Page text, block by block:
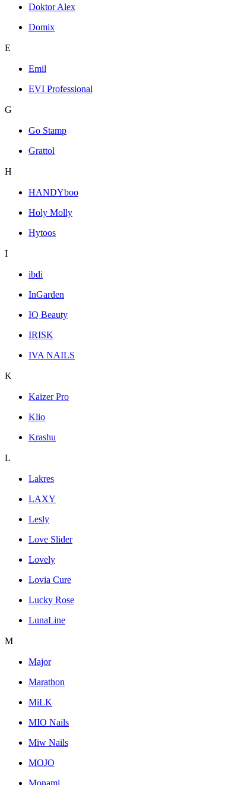
Doktor Alex
Domix
E
Emil
EVI Professional
G
Go Stamp
Grattol
H
HANDYboo
Holy Molly
Hytoos
I
ibdi
InGarden
IQ Beauty
IRISK
IVA NAILS
K
Kaizer Pro
Klio
Krashu
L
Lakres
LAXY
Lesly
Love Slider
Lovely
Lovia Cure
Lucky Rose
LunaLine
M
Major
Marathon
MiLK
MIO Nails
Miw Nails
MOJO
Monami